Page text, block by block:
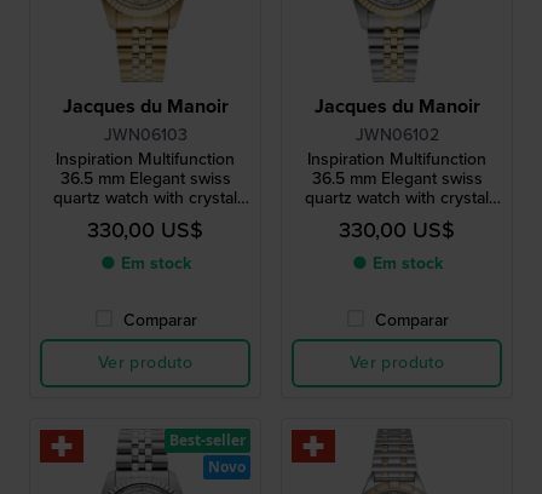
Jacques du Manoir
JWN06103
Inspiration Multifunction
36.5 mm Elegant swiss
quartz watch with crystal
indices
330,00 US$
● Em stock
Comparar
Ver produto
Jacques du Manoir
JWN06102
Inspiration Multifunction
36.5 mm Elegant swiss
quartz watch with crystal
indices
330,00 US$
● Em stock
Comparar
Ver produto
Best-seller
Novo